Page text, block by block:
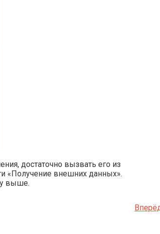
достаточно вызвать его из
«Получение внешних данных».
выше.